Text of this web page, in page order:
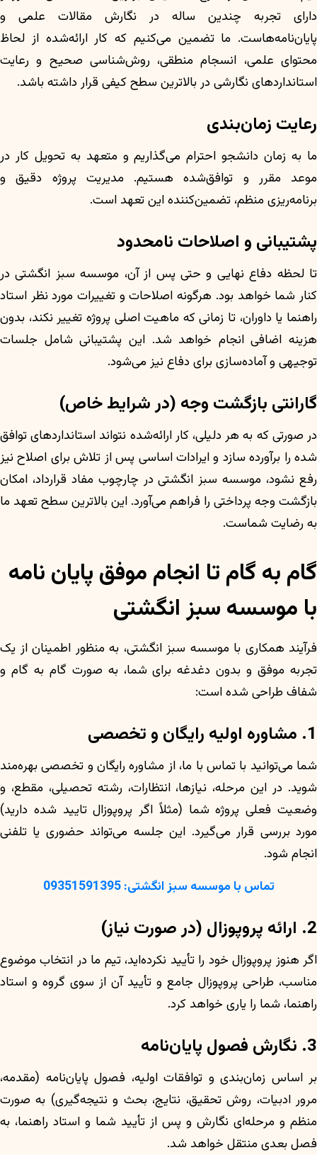
دارای تجربه چندین ساله در نگارش مقالات علمی و
پایان‌نامه‌هاست. ما تضمین می‌کنیم که کار ارائه‌شده از لحاظ
محتوای علمی، انسجام منطقی، روش‌شناسی صحیح و رعایت
استانداردهای نگارشی در بالاترین سطح کیفی قرار داشته باشد.
رعایت زمان‌بندی
ما به زمان دانشجو احترام می‌گذاریم و متعهد به تحویل کار در
موعد مقرر و توافق‌شده هستیم. مدیریت پروژه دقیق و
برنامه‌ریزی منظم، تضمین‌کننده این تعهد است.
پشتیبانی و اصلاحات نامحدود
تا لحظه دفاع نهایی و حتی پس از آن، موسسه سبز انگشتی در
کنار شما خواهد بود. هرگونه اصلاحات و تغییرات مورد نظر استاد
راهنما یا داوران، تا زمانی که ماهیت اصلی پروژه تغییر نکند، بدون
هزینه اضافی انجام خواهد شد. این پشتیبانی شامل جلسات
توجیهی و آماده‌سازی برای دفاع نیز می‌شود.
گارانتی بازگشت وجه (در شرایط خاص)
در صورتی که به هر دلیلی، کار ارائه‌شده نتواند استانداردهای توافق
شده را برآورده سازد و ایرادات اساسی پس از تلاش برای اصلاح نیز
رفع نشود، موسسه سبز انگشتی در چارچوب مفاد قرارداد، امکان
بازگشت وجه پرداختی را فراهم می‌آورد. این بالاترین سطح تعهد ما
به رضایت شماست.
گام به گام تا انجام موفق پایان نامه
با موسسه سبز انگشتی
فرآیند همکاری با موسسه سبز انگشتی، به منظور اطمینان از یک
تجربه موفق و بدون دغدغه برای شما، به صورت گام به گام و
شفاف طراحی شده است:
1. مشاوره اولیه رایگان و تخصصی
شما می‌توانید با تماس با ما، از مشاوره رایگان و تخصصی بهره‌مند
شوید. در این مرحله، نیازها، انتظارات، رشته تحصیلی، مقطع، و
وضعیت فعلی پروژه شما (مثلاً اگر پروپوزال تایید شده دارید)
مورد بررسی قرار می‌گیرد. این جلسه می‌تواند حضوری یا تلفنی
انجام شود.
تماس با موسسه سبز انگشتی: 09351591395
2. ارائه پروپوزال (در صورت نیاز)
اگر هنوز پروپوزال خود را تأیید نکرده‌اید، تیم ما در انتخاب موضوع
مناسب، طراحی پروپوزال جامع و تأیید آن از سوی گروه و استاد
راهنما، شما را یاری خواهد کرد.
3. نگارش فصول پایان‌نامه
بر اساس زمان‌بندی و توافقات اولیه، فصول پایان‌نامه (مقدمه،
مرور ادبیات، روش تحقیق، نتایج، بحث و نتیجه‌گیری) به صورت
منظم و مرحله‌ای نگارش و پس از تأیید شما و استاد راهنما، به
فصل بعدی منتقل خواهد شد.